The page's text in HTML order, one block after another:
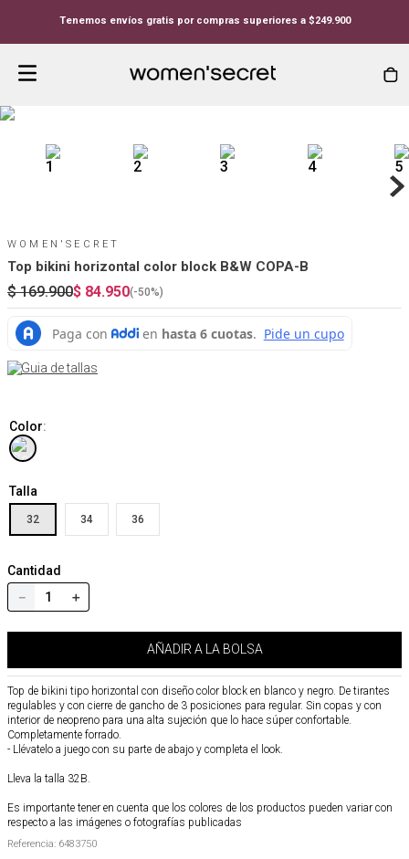
Tenemos envíos gratis por compras superiores a $249.900
WOMEN'SECRET
Top bikini horizontal color block B&W COPA-B
$ 169.900$ 84.950(-50%)
Guia de tallas
Color:
Talla
32 34 36
Cantidad
＋
－
AÑADIR A LA BOLSA
Top de bikini tipo horizontal con diseño color block en blanco y negro. De tirantes
regulables y con cierre de gancho de 3 posiciones para regular. Sin copas y con
interior de neopreno para una alta sujeción que lo hace súper confortable.
Completamente forrado.
- Llévatelo a juego con su parte de abajo y completa el look.
Lleva la talla 32B.
Es importante tener en cuenta que los colores de los productos pueden variar con
respecto a las imágenes o fotografías publicadas
Referencia: 6483750